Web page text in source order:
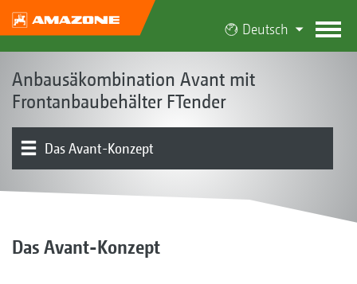
Deutsch
Anbausäkombination Avant mit
Frontanbaubehälter FTender
Das Avant-Konzept
Das Avant-Konzept